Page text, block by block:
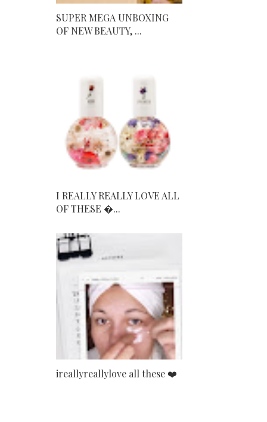
SUPER MEGA UNBOXING
OF NEW BEAUTY, ...
I REALLY REALLY LOVE ALL
OF THESE ...
ireallyreallylove all these ❤️